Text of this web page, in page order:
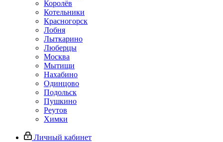
Королёв
Котельники
Красногорск
Лобня
Лыткарино
Люберцы
Москва
Мытищи
Нахабино
Одинцово
Подольск
Пушкино
Реутов
Химки
Личный кабинет